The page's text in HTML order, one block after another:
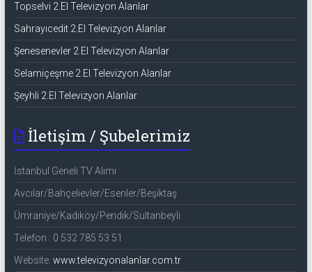
Topselvi 2.El Televizyon Alanlar
Sahrayıcedit 2.El Televizyon Alanlar
Şenesenevler 2.El Televizyon Alanlar
Selamiçeşme 2.El Televizyon Alanlar
Şeyhli 2.El Televizyon Alanlar
İletişim / Şubelerimiz
İstanbul Geneli TV Alımı
Avcılar/Bahçelievler/Esenler/Beşiktaş
Ümraniye/Kadıköy/Pendik/Sultanbeyli
Telefon : 0 532 785 53 51
Website: www.televizyonalanlar.com.tr